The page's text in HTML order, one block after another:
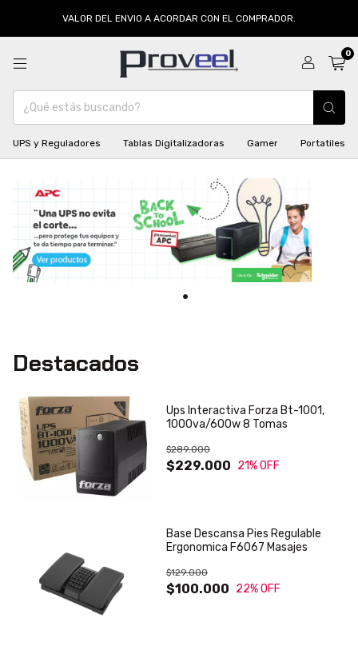
VALOR DEL ENVIO A ACORDAR CON EL COMPRADOR.
0
UPS y Reguladores Tablas Digitalizadoras Gamer Portatiles
Destacados
Ups Interactiva Forza Bt-1001,
1000va/600w 8 Tomas
$229.000
$289.000
21% OFF
Base Descansa Pies Regulable
Ergonomica F6067 Masajes
$100.000
$129.000
22% OFF